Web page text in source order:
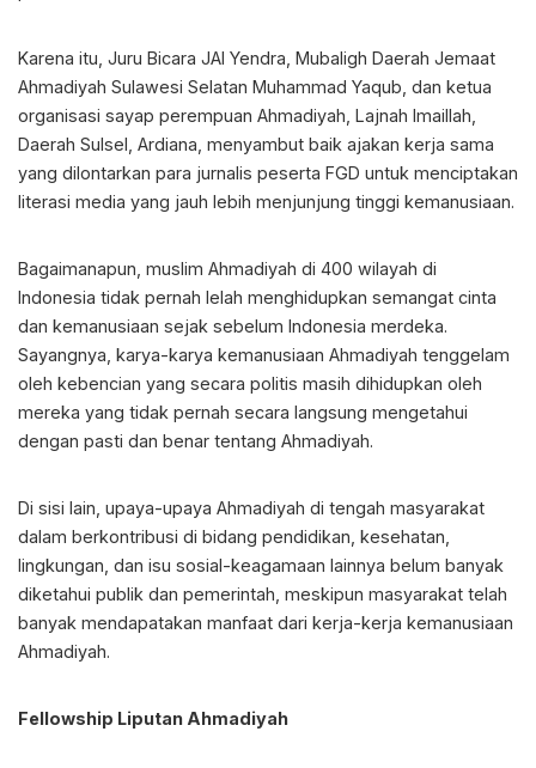
Karena itu, Juru Bicara JAI Yendra, Mubaligh Daerah Jemaat
Ahmadiyah Sulawesi Selatan Muhammad Yaqub, dan ketua
organisasi sayap perempuan Ahmadiyah, Lajnah Imaillah,
Daerah Sulsel, Ardiana, menyambut baik ajakan kerja sama
yang dilontarkan para jurnalis peserta FGD untuk menciptakan
literasi media yang jauh lebih menjunjung tinggi kemanusiaan.
Bagaimanapun, muslim Ahmadiyah di 400 wilayah di
Indonesia tidak pernah lelah menghidupkan semangat cinta
dan kemanusiaan sejak sebelum Indonesia merdeka.
Sayangnya, karya-karya kemanusiaan Ahmadiyah tenggelam
oleh kebencian yang secara politis masih dihidupkan oleh
mereka yang tidak pernah secara langsung mengetahui
dengan pasti dan benar tentang Ahmadiyah.
Di sisi lain, upaya-upaya Ahmadiyah di tengah masyarakat
dalam berkontribusi di bidang pendidikan, kesehatan,
lingkungan, dan isu sosial-keagamaan lainnya belum banyak
diketahui publik dan pemerintah, meskipun masyarakat telah
banyak mendapatakan manfaat dari kerja-kerja kemanusiaan
Ahmadiyah.
Fellowship Liputan Ahmadiyah